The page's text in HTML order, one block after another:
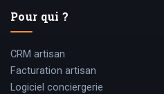
Pour qui ?
CRM artisan
Facturation artisan
Logiciel conciergerie